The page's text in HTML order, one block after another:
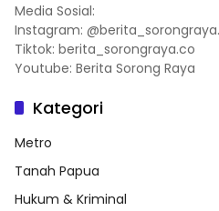
Media Sosial:
Instagram:
Tiktok: berita_sorongraya.co
Youtube: Berita Sorong Raya
Kategori
Metro
Tanah Papua
Hukum & Kriminal